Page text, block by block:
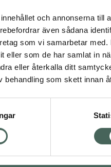
och annonserna till
även sådana
som vi samarbetar
eller som de har samlat in
eller återkalla ditt
som skett innan
Aktuella